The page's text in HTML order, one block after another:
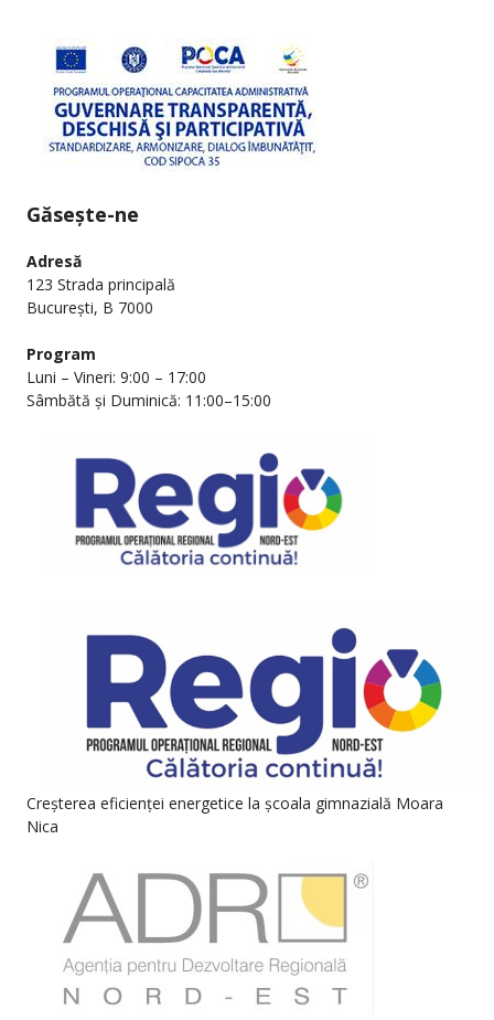
Găsește-ne
Adresă
123 Strada principală
București, B 7000
Program
Luni – Vineri: 9:00 – 17:00
Sâmbătă și Duminică: 11:00–15:00
Creșterea eficienței energetice la școala gimnazială Moara
Nica